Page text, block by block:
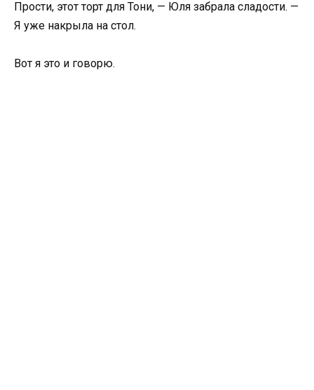
Прости, этот торт для Тони, — Юля забрала сладости. —
Я уже накрыла на стол.
Вот я это и говорю.